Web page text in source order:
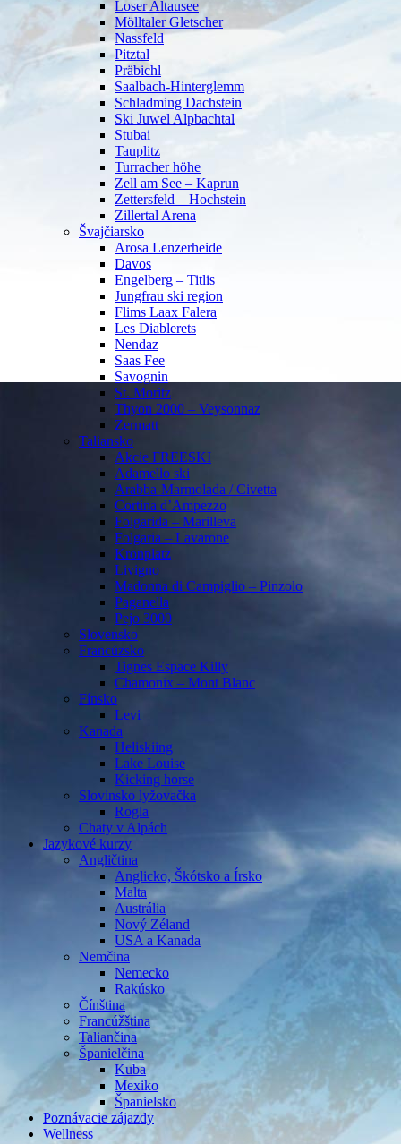
Loser Altausee
Mölltaler Gletscher
Nassfeld
Pitztal
Präbichl
Saalbach-Hinterglemm
Schladming Dachstein
Ski Juwel Alpbachtal
Stubai
Tauplitz
Turracher höhe
Zell am See – Kaprun
Zettersfeld – Hochstein
Zillertal Arena
Švajčiarsko
Arosa Lenzerheide
Davos
Engelberg – Titlis
Jungfrau ski region
Flims Laax Falera
Les Diablerets
Nendaz
Saas Fee
Savognin
St. Moritz
Thyon 2000 – Veysonnaz
Zermatt
Taliansko
Akcie FREESKI
Adamello ski
Arabba-Marmolada / Civetta
Cortina d’Ampezzo
Folgarida – Marilleva
Folgaria – Lavarone
Kronplatz
Livigno
Madonna di Campiglio – Pinzolo
Paganella
Pejo 3000
Slovensko
Francúzsko
Tignes Espace Killy
Chamonix – Mont Blanc
Fínsko
Levi
Kanada
Heliskiing
Lake Louise
Kicking horse
Slovinsko lyžovačka
Rogla
Chaty v Alpách
Jazykové kurzy
Angličtina
Anglicko, Škótsko a Írsko
Malta
Austrália
Nový Zéland
USA a Kanada
Nemčina
Nemecko
Rakúsko
Čínština
Francúžština
Taliančina
Španielčina
Kuba
Mexiko
Španielsko
Poznávacie zájazdy
Wellness